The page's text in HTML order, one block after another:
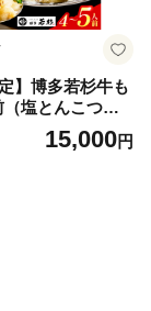
】博多若杉牛も
塩とんこつ
】15,000円